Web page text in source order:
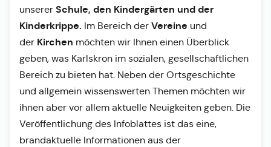
unserer Schule, den Kindergärten und der
Kinderkrippe. Im Bereich der Vereine und
der Kirchen möchten wir Ihnen einen Überblick
geben, was Karlskron im sozialen, gesellschaftlichen
Bereich zu bieten hat. Neben der Ortsgeschichte
und allgemein wissenswerten Themen möchten wir
ihnen aber vor allem aktuelle Neuigkeiten geben. Die
Veröffentlichung des Infoblattes ist das eine,
brandaktuelle Informationen aus der